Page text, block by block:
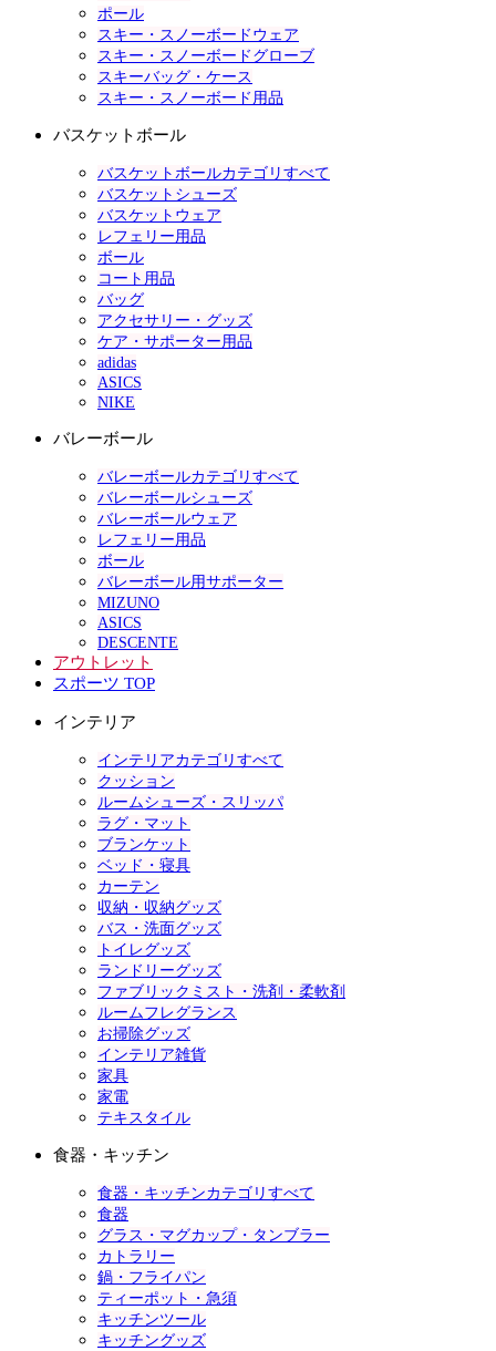
ポール
スキー・スノーボードウェア
スキー・スノーボードグローブ
スキーバッグ・ケース
スキー・スノーボード用品
バスケットボール
バスケットボールカテゴリすべて
バスケットシューズ
バスケットウェア
レフェリー用品
ボール
コート用品
バッグ
アクセサリー・グッズ
ケア・サポーター用品
adidas
ASICS
NIKE
バレーボール
バレーボールカテゴリすべて
バレーボールシューズ
バレーボールウェア
レフェリー用品
ボール
バレーボール用サポーター
MIZUNO
ASICS
DESCENTE
アウトレット
スポーツ TOP
インテリア
インテリアカテゴリすべて
クッション
ルームシューズ・スリッパ
ラグ・マット
ブランケット
ベッド・寝具
カーテン
収納・収納グッズ
バス・洗面グッズ
トイレグッズ
ランドリーグッズ
ファブリックミスト・洗剤・柔軟剤
ルームフレグランス
お掃除グッズ
インテリア雑貨
家具
家電
テキスタイル
食器・キッチン
食器・キッチンカテゴリすべて
食器
グラス・マグカップ・タンブラー
カトラリー
鍋・フライパン
ティーポット・急須
キッチンツール
キッチングッズ